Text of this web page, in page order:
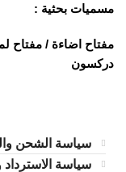
مسميات بحثية :
مفتاح اضاءة / مفتاح
دركسون
سياسة الشحن
سياسة الاسترداد